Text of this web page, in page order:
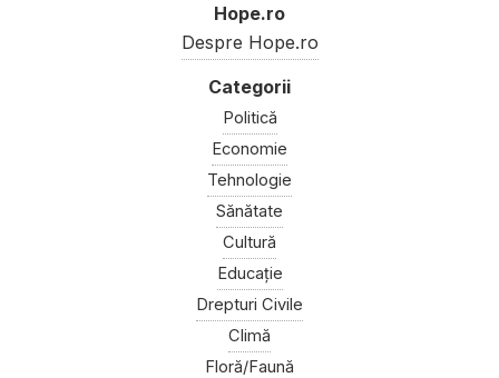
Hope.ro
Despre Hope.ro
Politică
Economie
Tehnologie
Sănătate
Cultură
Educație
Drepturi Civile
Climă
Floră/Faună